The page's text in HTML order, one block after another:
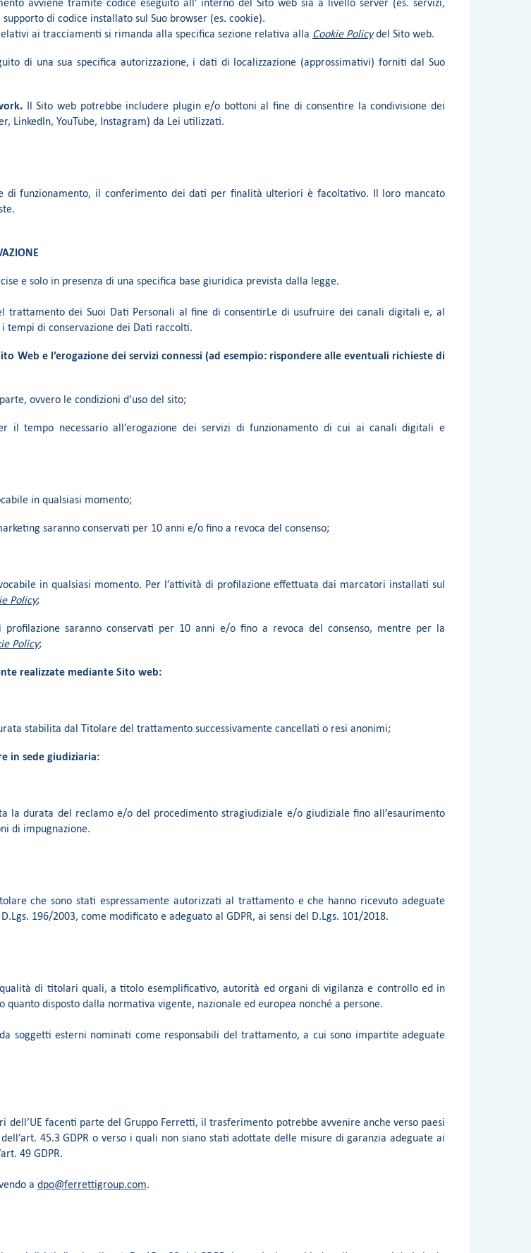
di codice installato sul Suo browser (es. cookie).
ai tracciamenti si rimanda alla specifica sezione relativa alla Cookie Policydel Sito web.
di una sua specifica autorizzazione, i dati di localizzazione (approssimativi) forniti dal Suo
Il Sito web potrebbe includere plugin e/o bottoni al fine di consentire la condivisione dei
LinkedIn, YouTube, Instagram) da Lei utilizzati.
di funzionamento, il conferimento dei dati per finalità ulteriori è facoltativo. Il loro mancato
e solo in presenza di una specifica base giuridica prevista dalla legge.
trattamento dei Suoi Dati Personali al fine di consentirLe di usufruire dei canali digitali e, al
tempi di conservazione dei Dati raccolti.
Web e l’erogazione dei servizi connessi (ad esempio: rispondere alle eventuali richieste di
ovvero le condizioni d’uso del sito;
il tempo necessario all’erogazione dei servizi di funzionamento di cui ai canali digitali e
in qualsiasi momento;
saranno conservati per 10 anni e/o fino a revoca del consenso;
in qualsiasi momento. Per l’attività di profilazione effettuata dai marcatori installati sul
Policy;
saranno conservati per 10 anni e/o fino a revoca del consenso, mentre per la
Policy;
realizzate mediante Sito web:
stabilita dal Titolare del trattamento successivamente cancellati o resi anonimi;
in sede giudiziaria:
la durata del reclamo e/o del procedimento stragiudiziale e/o giudiziale fino all’esaurimento
di impugnazione.
che sono stati espressamente autorizzati al trattamento e che hanno ricevuto adeguate
196/2003, come modificato e adeguato al GDPR, ai sensi del D.Lgs. 101/2018.
di titolari quali, a titolo esemplificativo, autorità ed organi di vigilanza e controllo ed in
disposto dalla normativa vigente, nazionale ed europea nonché a persone.
soggetti esterni nominati come responsabili del trattamento, a cui sono impartite adeguate
facenti parte del Gruppo Ferretti, il trasferimento potrebbe avvenire anche verso paesi
45.3 GDPR o verso i quali non siano stati adottate delle misure di garanzia adeguate ai
49 GDPR.
a dpo@ferrettigroup.com.